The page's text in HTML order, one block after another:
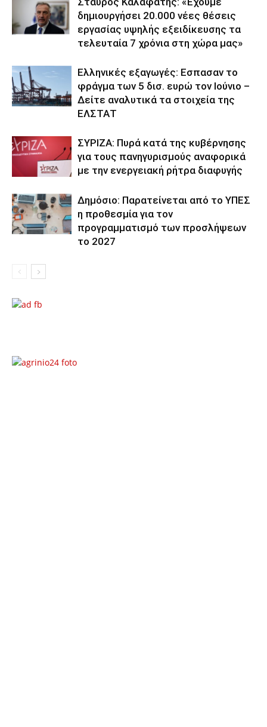
δημιουργήσει 20.000 νέες θέσεις
εργασίας υψηλής εξειδίκευσης τα
τελευταία 7 χρόνια στη χώρα μας»
Ελληνικές εξαγωγές: Εσπασαν το
φράγμα των 5 δισ. ευρώ τον Ιούνιο –
Δείτε αναλυτικά τα στοιχεία της
ΕΛΣΤΑΤ
ΣΥΡΙΖΑ: Πυρά κατά της κυβέρνησης
για τους πανηγυρισμούς αναφορικά
με την ενεργειακή ρήτρα διαφυγής
Δημόσιο: Παρατείνεται από το ΥΠΕΣ
η προθεσμία για τον
προγραμματισμό των προσλήψεων
το 2027